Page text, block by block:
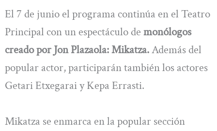
El 7 de junio el programa continúa en el Teatro
Principal con un espectáculo de monólogos
creado por Jon Plazaola: Mikatza.Además del
popular actor, participarán también los actores
Getari Etxegarai y Kepa Errasti.
Mikatza se enmarca en la popular sección